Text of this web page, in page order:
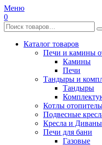
Меню
0
Каталог товаров
Печи и камины
Камины
Печи
Тандыры и
Тандыры
Котлы
Подвесные
Кресла и Диваны
Печи для бани
Газовые